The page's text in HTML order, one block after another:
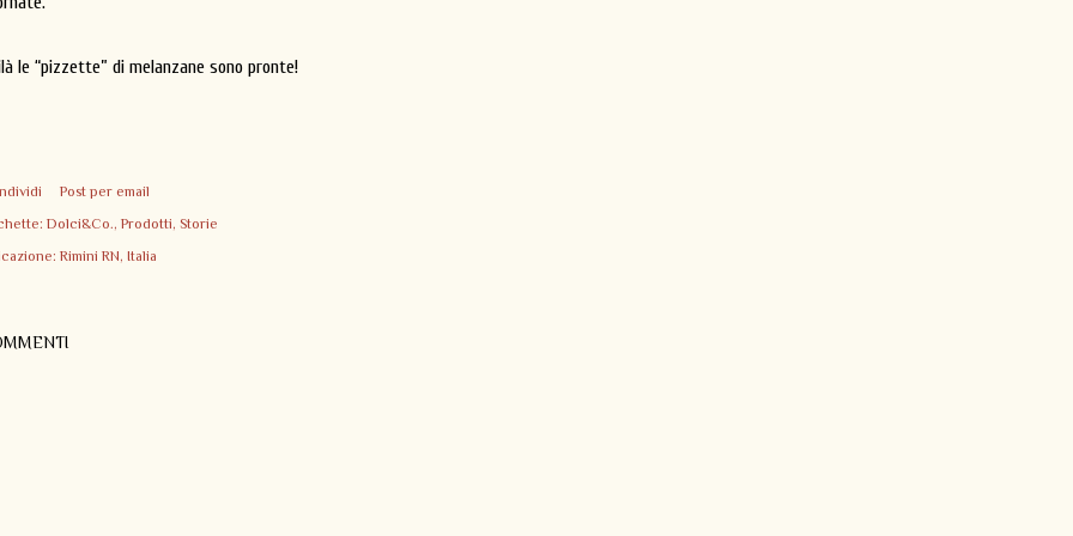
le “pizzette” di melanzane sono pronte!
Post per email
Dolci&Co. Prodotti Storie
Rimini RN, Italia